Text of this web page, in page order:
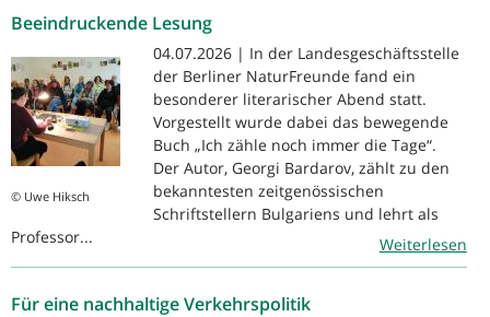
Beeindruckende Lesung
© Uwe Hiksch
04.07.2026 | In der Landesgeschäftsstelle
der Berliner NaturFreunde fand ein
besonderer literarischer Abend statt.
Vorgestellt wurde dabei das bewegende
Buch „Ich zähle noch immer die Tage“.
Der Autor, Georgi Bardarov, zählt zu den
bekanntesten zeitgenössischen
Schriftstellern Bulgariens und lehrt als
Professor...
Weiterlesen
Für eine nachhaltige Verkehrspolitik